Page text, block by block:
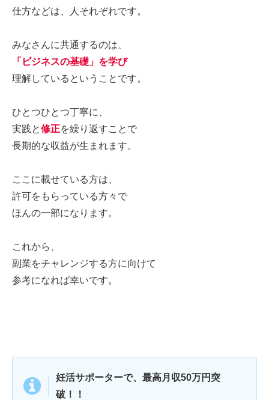
仕方などは、人それぞれです。
みなさんに共通するのは、
「ビジネスの基礎」を学び
理解しているということです。
ひとつひとつ丁寧に、
実践と修正を繰り返すことで
長期的な収益が生まれます。
ここに載せている方は、
許可をもらっている方々で
ほんの一部になります。
これから、
副業をチャレンジする方に向けて
参考になれば幸いです。
妊活サポーターで、最高月収50万円突
破！！